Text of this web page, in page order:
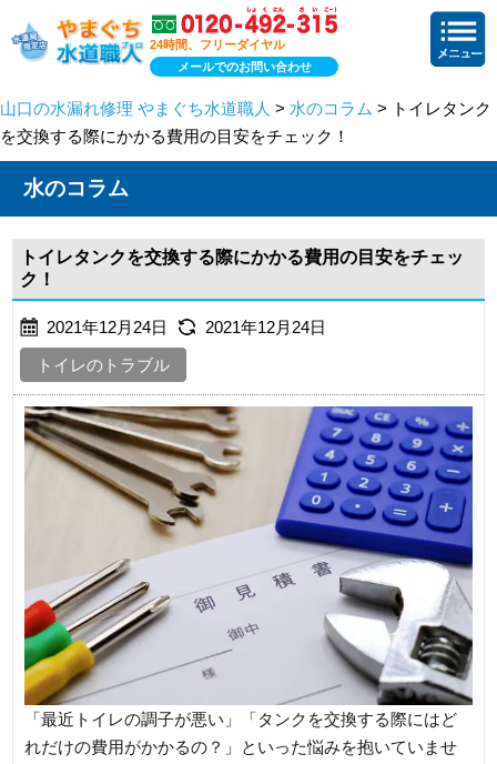
24時間、フリーダイヤル
メールでのお問い合わせ
山口の水漏れ修理 やまぐち水道職人 > 水のコラム > トイレタンク
を交換する際にかかる費用の目安をチェック！
水のコラム
トイレタンクを交換する際にかかる費用の目安をチェッ
ク！
2021年12月24日
2021年12月24日
トイレのトラブル
「最近トイレの調子が悪い」「タンクを交換する際にはど
れだけの費用がかかるの？」といった悩みを抱いていませ